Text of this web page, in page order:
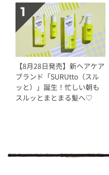
【8月28日発売】新ヘアケア
ブランド「SURUtto（スル
ッと）」誕生！忙しい朝も
スルッとまとまる髪へ♡